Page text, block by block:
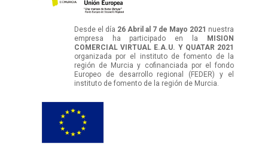
Desde el día 26 Abril al 7 de Mayo 2021 nuestra
empresa ha participado en la MISION
COMERCIAL VIRTUAL E.A.U. Y QUATAR 2021
organizada por el instituto de fomento de la
región de Murcia y cofinanciada por el fondo
Europeo de desarrollo regional (FEDER) y el
instituto de fomento de la región de Murcia.